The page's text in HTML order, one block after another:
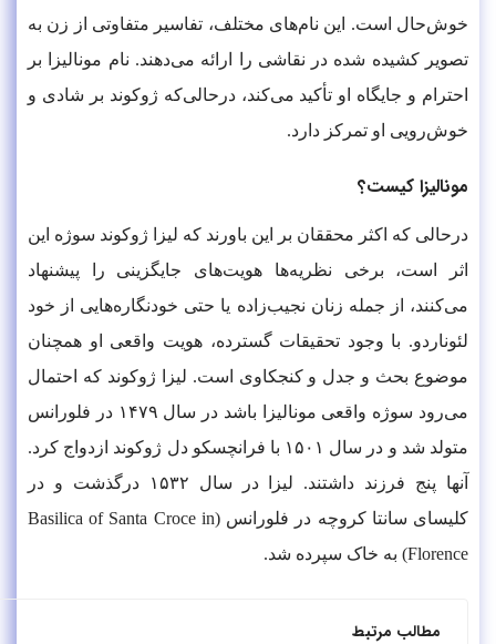
خوش‌حال است. این نام‌های مختلف، تفاسیر متفاوتی از زن به
تصویر کشیده شده در نقاشی را ارائه می‌دهند. نام مونالیزا بر
احترام و جایگاه او تأکید می‌کند، درحالی‌که ژوکوند بر شادی و
خوش‌رویی او تمرکز دارد.
مونالیزا کیست؟
درحالی‌ که اکثر محققان بر این باورند که لیزا ژوکوند سوژه این
اثر است، برخی نظریه‌ها هویت‌های جایگزینی را پیشنهاد
می‌کنند، از جمله زنان نجیب‌زاده یا حتی خودنگاره‌هایی از خود
لئوناردو. با وجود تحقیقات گسترده، هویت واقعی او همچنان
موضوع بحث و جدل و کنجکاوی است. لیزا ژوکوند که احتمال
می‌رود سوژه واقعی مونالیزا باشد در سال ۱۴۷۹ در فلورانس
متولد شد و در سال ۱۵۰۱ با فرانچسکو دل ژوکوند ازدواج کرد.
آنها پنج فرزند داشتند. لیزا در سال ۱۵۳۲ درگذشت و در
کلیسای سانتا کروچه در فلورانس (Basilica of Santa Croce in
Florence) به خاک سپرده شد.
مطالب مرتبط